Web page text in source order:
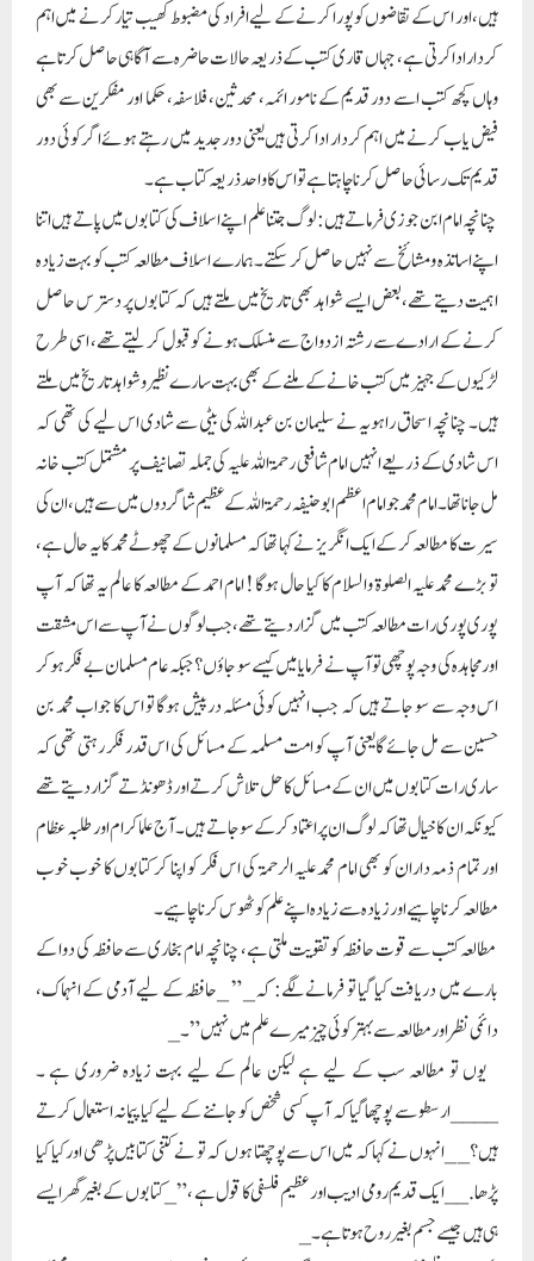
ہیں، اور اس کے تقاضوں کو پورا کرنے کے لیے افراد کی مضبوط کھیب تیار کرنے میں اہم
کردار ادا کرتی ہے، جہاں قاری کتب کے ذریعہ حالات حاضرہ سے آگاہی حاصل کرتا ہے
وہاں کچھ کتب اسے دور قدیم کے نامور ائمہ، محدثین، فلاسفہ، حکما اور مفکرین سے بھی
فیض یاب کرنے میں اہم کردار ادا کرتی ہیں یعنی دور جدید میں رہتے ہوئے اگر کوئی دور
قدیم تک رسائی حاصل کرنا چاہتا ہے تو اس کا واحد ذریعہ کتاب ہے۔
چنانچہ امام ابن جوزی فرماتے ہیں: لوگ جتنا علم اپنے اسلاف کی کتابوں میں پاتے ہیں اتنا
اپنے اساتذہ و مشائخ سے نہیں حاصل کر سکتے ۔ہمارے اسلاف مطالعہ کتب کو بہت زیادہ
اہمیت دیتے تھے، بعض ایسے شواہد بھی تاریخ میں ملتے ہیں کہ کتابوں پر دسترس حاصل
کرنے کے ارادے سے رشتہ ازدواج سے منسلک ہونے کو قبول کر لیتے تھے، اسی طرح
لڑکیوں کے جہیز میں کتب خانے کے ملنے کے بھی بہت سارے نظیر و شواہد تاریخ میں ملتے
ہیں۔ چنانچہ اسحاق راہویہ نے سلیمان بن عبداللہ کی بیٹی سے شادی اس لیے کی تھی کہ
اس شادی کے ذریعے انہیں امام شافعی رحمۃ اللہ علیہ کی جملہ تصانیف پر مشتمل کتب خانہ
مل جانا تھا۔ امام محمد جوامام اعظم ابو حنیفہ رحمۃ اللہ کےعظیم شاگردوں میں سے ہیں، ان کی
سیرت کا مطالعہ کر کے ایک انگریز نے کہا تھا کہ مسلمانوں کے چھوٹے محمد کا یہ حال ہے،
تو بڑے محمد علیہ الصلوۃ والسلام کا کیا حال ہوگا ! امام احمد کے مطالعہ کا عالم یہ تھا کہ آپ
پوری پوری رات مطالعہ کتب میں گزار دیتے تھے، جب لوگوں نے آپ سے اس مشقت
اور مجاہدہ کی وجہ پوچھی تو آپ نے فرمایا میں کیسے سو جاؤں؟ جبکہ عام مسلمان بے فکر ہو کر
اس وجہ سے سو جاتے ہیں کہ جب انہیں کوئی مسئلہ درپیش ہوگا تو اس کا جواب محمد بن
حسین سے مل جائے گا یعنی آپ کو امت مسلمہ کے مسائل کی اس قدر فکر رہتی تھی کہ
ساری رات کتابوں میں ان کے مسائل کا حل تلاش کرتے اور ڈھونڈتے گزاردیتے تھے
کیونکہ ان کا خیال تھا کہ لوگ ان پر اعتماد کر کے سو جاتے ہیں۔ آج علماکرام اور طلبہ عظام
اور تمام ذمہ داران کو بھی امام محمد علیہ الرحمۃ کی اس فکر کو اپنا کر کتابوں کا خوب خوب
مطالعہ کرنا چاہیے اور زیادہ سے زیادہ اپنے علم کو ٹھوس کرنا چاہیے۔
مطالعہ کتب سے قوت حافظہ کو تقویت ملتی ہے، چنانچہ امام بخاری سے حافظہ کی دوا کے
بارے میں دریافت کیا گیا تو فرمانے لگے: کہ_ ” _حافظہ کے لیے آدمی کے انہماک،
دائمی نظر اور مطالعہ سے بہتر کوئی چیز میرے علم میں نہیں” ۔_
یوں تو مطالعہ سب کے لیے ہے لیکن عالم کے لیے بہت زیادہ ضروری ہے ۔
____ارسطو سے پوچھا گیا کہ آپ کسی شخص کو جاننے کے لیے کیا پیمانہ استعمال کرتے
ہیں؟_ _انہوں نے کہا کہ میں اس سے پوچھتا ہوں کہ تو نے کتنی کتابیں پڑھی اور کیا کیا
پڑھا.__ ایک قدیم رومی ادیب اور عظیم فلسفی کا قول ہے ،” _کتابوں کے بغیر گھر ایسے
ہی ہیں جیسے جسم بغیر روح ہوتا ہے ۔_